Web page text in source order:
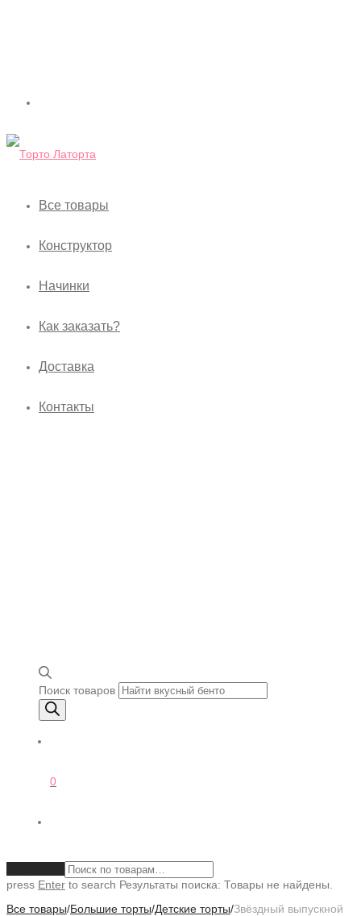
Все товары
Конструктор
Начинки
Как заказать?
Доставка
Контакты
Поиск товаров
0
press Enter to search Результаты поиска: Товары не найдены.
Все товары/Большие торты/Детские торты/Звёздный выпускной